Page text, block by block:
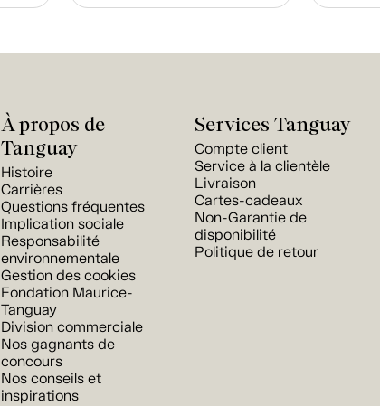
À propos de
Tanguay
Histoire
Carrières
Questions fréquentes
Implication sociale
Responsabilité
environnementale
Gestion des cookies
Fondation Maurice-
Tanguay
Division commerciale
Nos gagnants de
concours
Nos conseils et
inspirations
Services Tanguay
Compte client
Service à la clientèle
Livraison
Cartes-cadeaux
Non-Garantie de
disponibilité
Politique de retour